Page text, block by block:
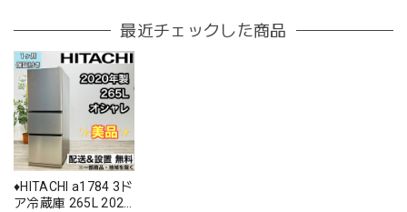
最近チェックした商品
♦️HITACHI a1784 3ド
ア冷蔵庫 265L 2020